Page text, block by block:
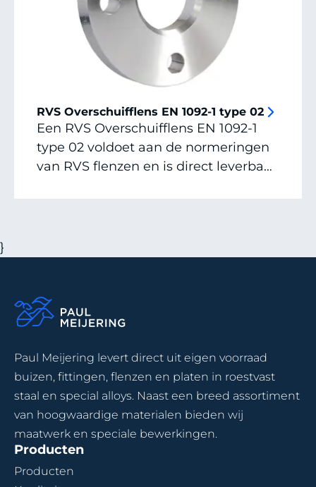
RVS Overschuifflens EN 1092-1 type 02
Een RVS Overschuifflens EN 1092-1
type 02 voldoet aan de normeringen
van RVS flenzen en is direct leverbaar,
}
Paul Meijering levert direct uit eigen voorraad
buizen, fittingen, flenzen en platen in roestvast
staal en special alloys. Naast een breed assortiment
van hoogwaardige materialen bieden wij
maatwerk en speciale bewerkingen.
Producten
Producten